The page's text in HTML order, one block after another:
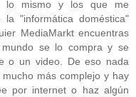
lo mismo y los que me
"informática doméstica"
MediaMarkt encuentras
se lo compra y se
o un video. De eso nada
más complejo y hay
por internet o haz algún